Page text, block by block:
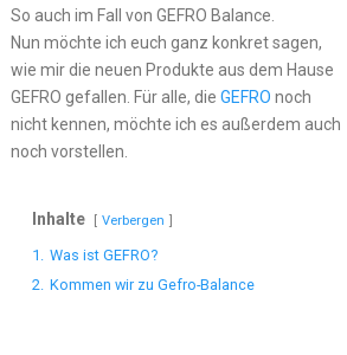
So auch im Fall von GEFRO Balance.
Nun möchte ich euch ganz konkret sagen,
wie mir die neuen Produkte aus dem Hause
GEFRO gefallen. Für alle, die GEFRO noch
nicht kennen, möchte ich es außerdem auch
noch vorstellen.
Inhalte Verbergen
1.
Was ist GEFRO?
2. Kommen wir zu Gefro-Balance